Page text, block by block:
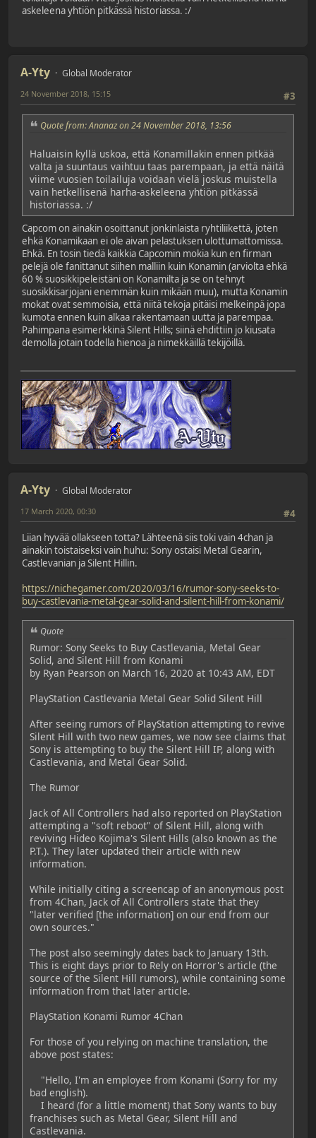
askeleena yhtiön pitkässä historiassa. :/
A-Yty Global Moderator
#3
24 November 2018, 15:15
Quote from: Ananaz on 24 November 2018, 13:56
Haluaisin kyllä uskoa, että Konamillakin ennen pitkää
valta ja suuntaus vaihtuu taas parempaan, ja että näitä
viime vuosien toilailuja voidaan vielä joskus muistella
vain hetkellisenä harha-askeleena yhtiön pitkässä
historiassa. :/
Capcom on ainakin osoittanut jonkinlaista ryhtiliikettä, joten
ehkä Konamikaan ei ole aivan pelastuksen ulottumattomissa.
Ehkä. En tosin tiedä kaikkia Capcomin mokia kun en firman
pelejä ole fanittanut siihen malliin kuin Konamin (arviolta ehkä
60 % suosikkipeleistäni on Konamilta ja se on tehnyt
suosikkisarjojani enemmän kuin mikään muu), mutta Konamin
mokat ovat semmoisia, että niitä tekoja pitäisi melkeinpä jopa
kumota ennen kuin alkaa rakentamaan uutta ja parempaa.
Pahimpana esimerkkinä Silent Hills; siinä ehdittiin jo kiusata
demolla jotain todella hienoa ja nimekkäillä tekijöillä.
A-Yty Global Moderator
#4
17 March 2020, 00:30
Liian hyvää ollakseen totta? Lähteenä siis toki vain 4chan ja
ainakin toistaiseksi vain huhu: Sony ostaisi Metal Gearin,
Castlevanian ja Silent Hillin.
https://nichegamer.com/2020/03/16/rumor-sony-seeks-to-
buy-castlevania-metal-gear-solid-and-silent-hill-from-konami/
Quote
Rumor: Sony Seeks to Buy Castlevania, Metal Gear
Solid, and Silent Hill from Konami
by Ryan Pearson on March 16, 2020 at 10:43 AM, EDT
PlayStation Castlevania Metal Gear Solid Silent Hill
After seeing rumors of PlayStation attempting to revive
Silent Hill with two new games, we now see claims that
Sony is attempting to buy the Silent Hill IP, along with
Castlevania, and Metal Gear Solid.
The Rumor
Jack of All Controllers had also reported on PlayStation
attempting a "soft reboot" of Silent Hill, along with
reviving Hideo Kojima's Silent Hills (also known as the
P.T.). They later updated their article with new
information.
While initially citing a screencap of an anonymous post
from 4Chan, Jack of All Controllers state that they
"later verified [the information] on our end from our
own sources."
The post also seemingly dates back to January 13th.
This is eight days prior to Rely on Horror's article (the
source of the Silent Hill rumors), while containing some
information from that later article.
PlayStation Konami Rumor 4Chan
For those of you relying on machine translation, the
above post states:
"Hello, I'm an employee from Konami (Sorry for my
bad english).
I heard (for a little moment) that Sony wants to buy
franchises such as Metal Gear, Silent Hill and
Castlevania.